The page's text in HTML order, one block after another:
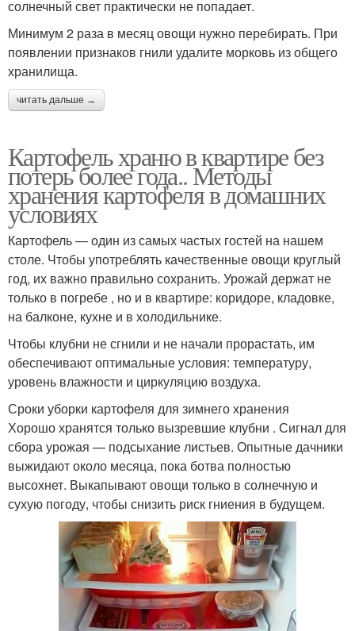
солнечный свет практически не попадает.
Минимум 2 раза в месяц овощи нужно перебирать. При
появлении признаков гнили удалите морковь из общего
хранилища.
читать дальше →
Картофель храню в квартире без
потерь более года.. Методы
хранения картофеля в домашних
условиях
Картофель — один из самых частых гостей на нашем
столе. Чтобы употреблять качественные овощи круглый
год, их важно правильно сохранить. Урожай держат не
только в погребе , но и в квартире: коридоре, кладовке,
на балконе, кухне и в холодильнике.
Чтобы клубни не сгнили и не начали прорастать, им
обеспечивают оптимальные условия: температуру,
уровень влажности и циркуляцию воздуха.
Сроки уборки картофеля для зимнего хранения
Хорошо хранятся только вызревшие клубни . Сигнал для
сбора урожая — подсыхание листьев. Опытные дачники
выжидают около месяца, пока ботва полностью
высохнет. Выкапывают овощи только в солнечную и
сухую погоду, чтобы снизить риск гниения в будущем.